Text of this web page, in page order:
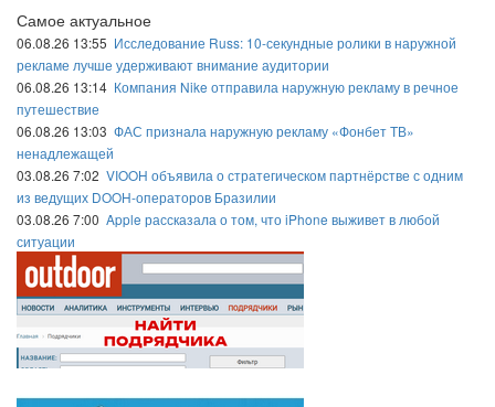
Самое актуальное
06.08.26 13:55 Исследование Russ: 10-секундные ролики в наружной
рекламе лучше удерживают внимание аудитории
06.08.26 13:14 Компания Nike отправила наружную рекламу в речное
путешествие
06.08.26 13:03 ФАС признала наружную рекламу «Фонбет ТВ»
ненадлежащей
03.08.26 7:02 VIOOH объявила о стратегическом партнёрстве с одним
из ведущих DOOH-операторов Бразилии
03.08.26 7:00 Apple рассказала о том, что iPhone выживет в любой
ситуации